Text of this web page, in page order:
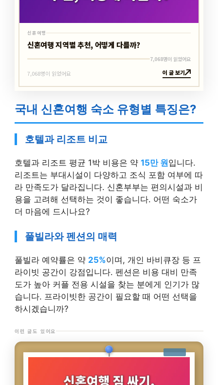
신혼여행
신혼여행 지역별 추천, 어떻게 다를까?
7,068명이 읽었어요
7,068명이 읽었어요 이 글 보기
국내 신혼여행 숙소 유형별 특징은?
호텔과 리조트 비교
호텔과 리조트 평균 1박 비용은 약 15만 원입니다.
리조트는 부대시설이 다양하고 조식 포함 여부에 따
라 만족도가 달라집니다. 신혼부부는 편의시설과 비
용을 고려해 선택하는 것이 좋습니다. 어떤 숙소가
더 마음에 드시나요?
풀빌라와 펜션의 매력
풀빌라 예약률은 약 25%이며, 개인 바비큐장 등 프
라이빗 공간이 강점입니다. 펜션은 비용 대비 만족
도가 높아 커플 전용 시설을 찾는 분에게 인기가 많
습니다. 프라이빗한 공간이 필요할 때 어떤 선택을
하시겠습니까?
이런 글도 있어요